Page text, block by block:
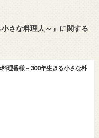
さな料理人～』に関する
料理番様～300年生きる小さな料